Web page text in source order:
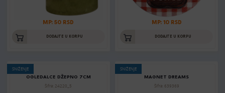
MP: 50 RSD
DODAJTE U KORPU
MP: 10 RSD
DODAJTE U KORPU
SNIŽENJE
OGLEDALCE DŽEPNO 7CM
Šifra: 24220_5
SNIŽENJE
MAGNET DREAMS
Šifra: 639369